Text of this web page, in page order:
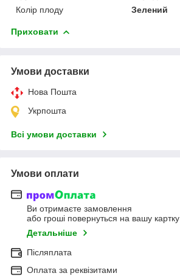
Колір плоду
Зелений
Приховати
Умови доставки
Нова Пошта
Укрпошта
Всі умови доставки
Умови оплати
Ви отримаєте замовлення
або гроші повернуться на вашу картку
Детальніше
Післяплата
Оплата за реквізитами